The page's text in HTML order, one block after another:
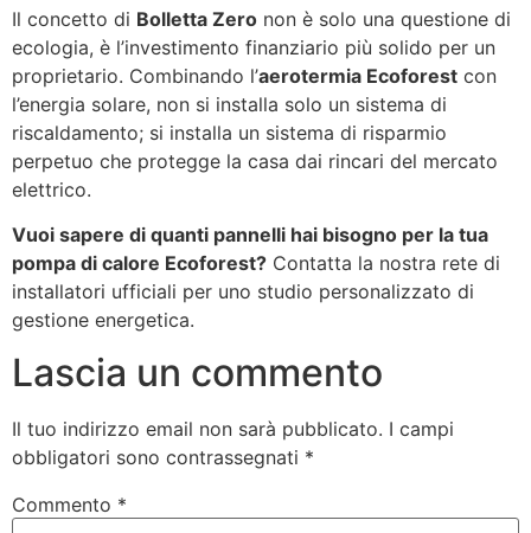
Il concetto di Bolletta Zero non è solo una questione di
ecologia, è l’investimento finanziario più solido per un
proprietario. Combinando l’aerotermia Ecoforest con
l’energia solare, non si installa solo un sistema di
riscaldamento; si installa un sistema di risparmio
perpetuo che protegge la casa dai rincari del mercato
elettrico.
Vuoi sapere di quanti pannelli hai bisogno per la tua
pompa di calore Ecoforest? Contatta la nostra rete di
installatori ufficiali per uno studio personalizzato di
gestione energetica.
Lascia un commento
Il tuo indirizzo email non sarà pubblicato. I campi
obbligatori sono contrassegnati *
Commento *